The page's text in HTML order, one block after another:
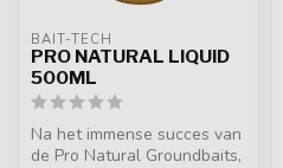
BAIT-TECH
PRO NATURAL LIQUID
500ML
Na het immense succes van
de Pro Natural Groundbaits,